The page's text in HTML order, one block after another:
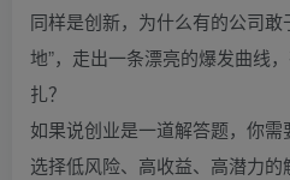
同样是创新，为什么有的公司
地”，走出一条漂亮的爆发曲线
扎？
如果说创业是一道解答题，你需
选择低风险、高收益、高潜力的